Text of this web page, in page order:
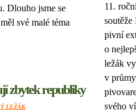
Dlouho jsme se
své malé téma
zbytek republiky
LEŽÁK
11.
soutěže
pivní
o
ležák
v
svého